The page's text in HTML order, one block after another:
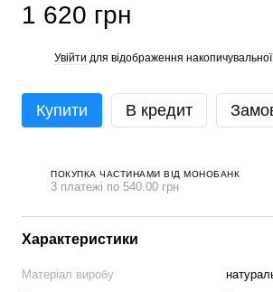
1 620 грн
Увійти для відображення
Купити В кредит
ПОКУПКА ЧАСТИНАМИ ВІД МОНОБАНК
3 платежі по 540.00 грн
Характеристики
Матеріал виробу